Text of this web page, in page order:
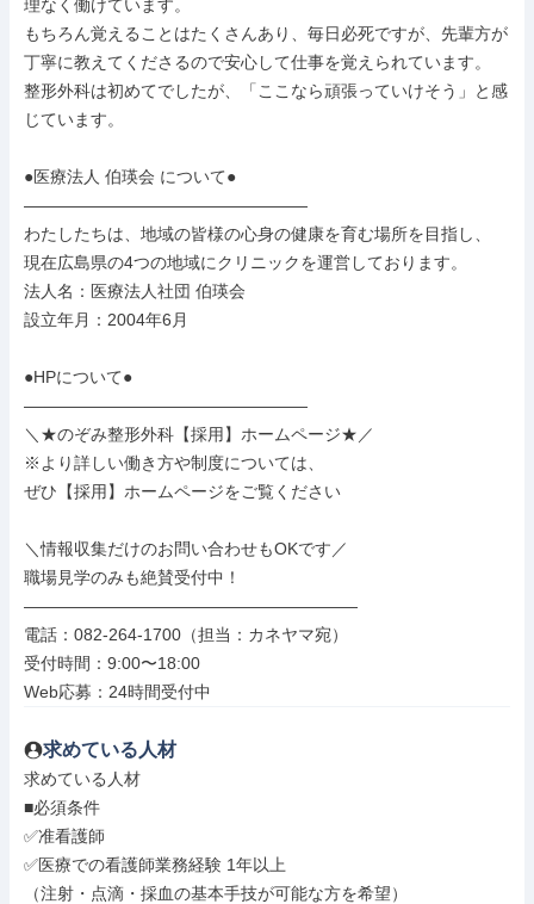
理なく働けています。
もちろん覚えることはたくさんあり、毎日必死ですが、先輩方が
丁寧に教えてくださるので安心して仕事を覚えられています。
整形外科は初めてでしたが、「ここなら頑張っていけそう」と感
じています。
●医療法人 伯瑛会 について●
―――――――――――――――――
わたしたちは、地域の皆様の心身の健康を育む場所を目指し、
現在広島県の4つの地域にクリニックを運営しております。
法人名：医療法人社団 伯瑛会
設立年月：2004年6月
●HPについて●
―――――――――――――――――
＼★のぞみ整形外科【採用】ホームページ★／
※より詳しい働き方や制度については、
ぜひ【採用】ホームページをご覧ください
＼情報収集だけのお問い合わせもOKです／
職場見学のみも絶賛受付中！
――――――――――――――――――――
電話：082-264-1700（担当：カネヤマ宛）
受付時間：9:00〜18:00
Web応募：24時間受付中
求めている人材
求めている人材
■必須条件
✅准看護師
✅医療での看護師業務経験 1年以上
（注射・点滴・採血の基本手技が可能な方を希望）